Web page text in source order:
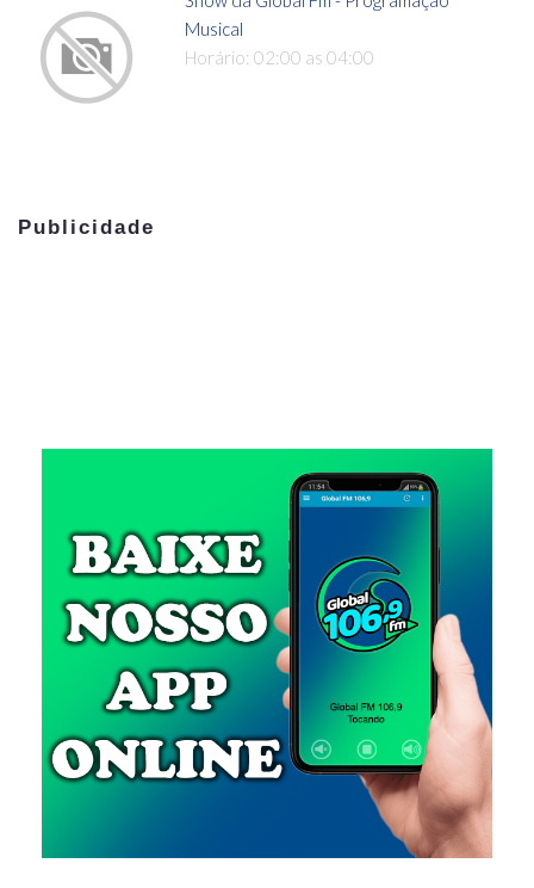
Musical
Horário: 02:00 as 04:00
Publicidade